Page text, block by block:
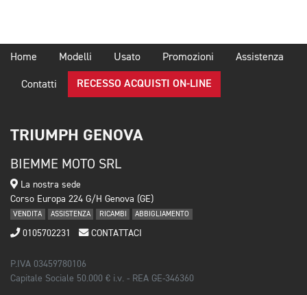
Home Modelli Usato Promozioni Assistenza
Contatti RECESSO ACQUISTI ON-LINE
TRIUMPH GENOVA
BIEMME MOTO SRL
La nostra sede
Corso Europa 224 G/H Genova (GE)
VENDITA ASSISTENZA RICAMBI ABBIGLIAMENTO
0105702231 CONTATTACI
P.IVA 03459780106
Capitale Sociale 50.000 € i.v. - REA GE-346360